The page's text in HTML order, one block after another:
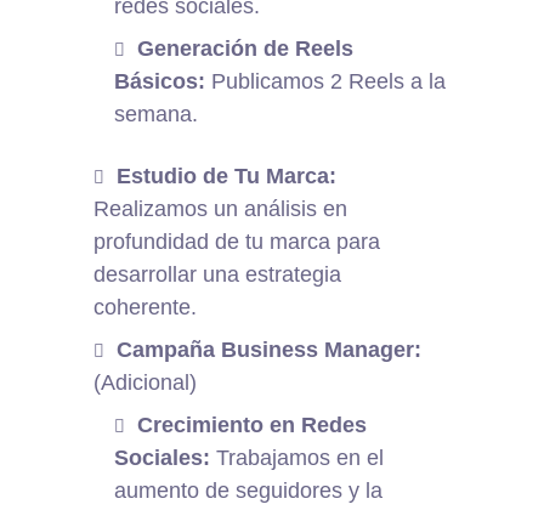
redes sociales.
Generación de Reels
Básicos: Publicamos 2 Reels a la
semana.
Estudio de Tu Marca:
Realizamos un análisis en
profundidad de tu marca para
desarrollar una estrategia
coherente.
Campaña Business Manager:
(Adicional)
Crecimiento en Redes
Sociales: Trabajamos en el
aumento de seguidores y la